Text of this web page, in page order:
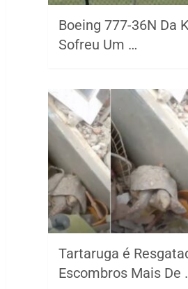
Boeing 777-36N Da
Sofreu Um …
Tartaruga é
Escombros Mais De